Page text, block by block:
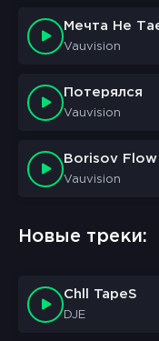
Мечта Не
Vauvision
Потерялся
Vauvision
Borisov
Vauvision
Новые треки:
Chll TapeS
DJE